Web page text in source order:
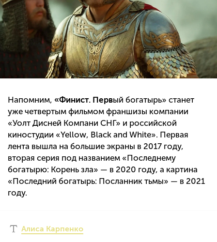
Напомним, «Финист. Первый богатырь» станет
уже четвертым фильмом франшизы компании
«Уолт Дисней Компани СНГ» и российской
киностудии «Yellow, Black and White». Первая
лента вышла на большие экраны в 2017 году,
вторая серия под названием «Последнему
богатырю: Корень зла» — в 2020 году, а картина
«Последний богатырь: Посланник тьмы» — в 2021
году.
Алиса Карпенко